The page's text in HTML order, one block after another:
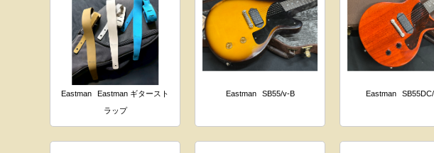
Eastman
Eastman ギタースト
ラップ
Eastman SB55/v-B Eastman